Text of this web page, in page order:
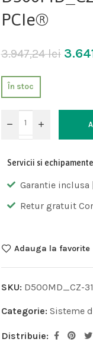
PCIe®
3.947,24lei
În stoc
Servicii si
Garantie inclusa
Retur gratuit
Adauga la favorite
SKU: D500MD_CZ-
Categorie: Sisteme
Distribuie: